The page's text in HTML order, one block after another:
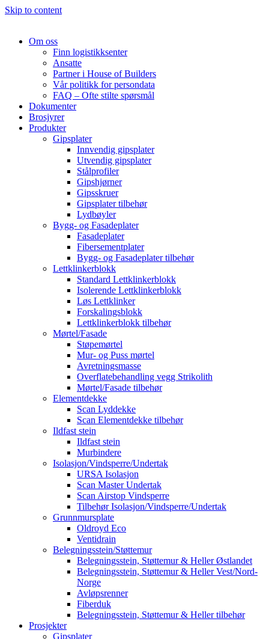
Skip to content
Om oss
Finn logistikksenter
Ansatte
Partner i House of Builders
Vår politikk for persondata
FAQ – Ofte stilte spørsmål
Dokumenter
Brosjyrer
Produkter
Gipsplater
Innvendig gipsplater
Utvendig gipsplater
Stålprofiler
Gipshjørner
Gipsskruer
Gipsplater tilbehør
Lydbøyler
Bygg- og Fasadeplater
Fasadeplater
Fibersementplater
Bygg- og Fasadeplater tilbehør
Lettklinkerblokk
Standard Lettklinkerblokk
Isolerende Lettklinkerblokk
Løs Lettklinker
Forskalingsblokk
Lettklinkerblokk tilbehør
Mørtel/Fasade
Støpemørtel
Mur- og Puss mørtel
Avretningsmasse
Overflatebehandling vegg Strikolith
Mørtel/Fasade tilbehør
Elementdekke
Scan Lyddekke
Scan Elementdekke tilbehør
Ildfast stein
Ildfast stein
Murbindere
Isolasjon/Vindsperre/Undertak
URSA Isolasjon
Scan Master Undertak
Scan Airstop Vindsperre
Tilbehør Isolasjon/Vindsperre/Undertak
Grunnmursplate
Oldroyd Eco
Ventidrain
Belegningsstein/Støttemur
Belegningsstein, Støttemur & Heller Østlandet
Belegningsstein, Støttemur & Heller Vest/Nord-
Norge
Avløpsrenner
Fiberduk
Belegningsstein, Støttemur & Heller tilbehør
Prosjekter
Gipsplater